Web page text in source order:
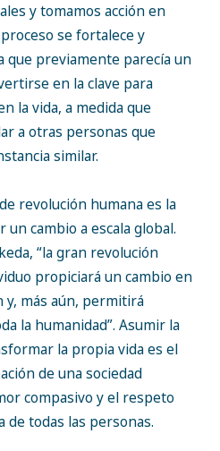
y tomamos acción en
se fortalece y
que previamente parecía un
en la clave para
la vida, a medida que
a otras personas que
similar.
revolución humana es la
un cambio a escala global.
“la gran revolución
propiciará un cambio en
y, más aún, permitirá
la humanidad”. Asumir la
la propia vida es el
de una sociedad
compasivo y el respeto
de todas las personas.